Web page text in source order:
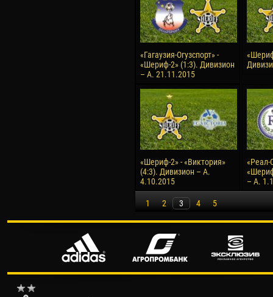
«Гагаузия-Огузспорт» -
«Шериф-2» (1:3). Дивизион
– А. 21.11.2015
«Шериф-2» - «Виктория»
(4:3). Дивизион – А.
4.10.2015
«Реал-
– А.
1 2 3 4 5